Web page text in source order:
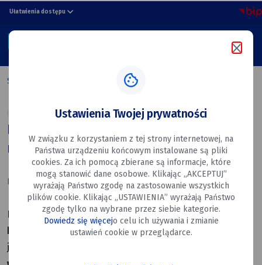
przejdź do nawigacji strony
przejdź do treści strony
przejdź do stopki strony
Bilety
w dęblińskiej
komunikacji
miejskiej
Ułatwienia dostępu
MENU
Strona główna Bilety w dęblińskiej komunikacji miejskiej
Transport
Bilety w dęblińskiej komunikacji
miejskiej
Data utworzenia: 24.06.2026
Informujemy, żeod 1 lipca przejazdy dęblińską
komunikacją miejską będą odpłatne. Mieszkańcy mogą
już składać wnioski o wydanie
Ustawienia Twojej prywatności
W związku z korzystaniem z tej strony internetowej, na
Państwa urządzeniu końcowym instalowane są pliki
cookies. Za ich pomocą zbierane są informacje, które
mogą stanowić dane osobowe. Klikając „AKCEPTUJ”
wyrażają Państwo zgodę na zastosowanie wszystkich
plików cookie. Klikając „USTAWIENIA” wyrażają Państwo
zgodę tylko na wybrane przez siebie kategorie.
Dowiedz się więcejo celu ich używania i zmianie
ustawień cookie w przeglądarce.